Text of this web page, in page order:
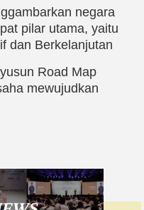
negara
pilar utama, yaitu
dan Berkelanjutan
Road Map
mewujudkan